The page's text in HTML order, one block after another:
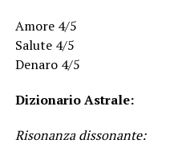
Amore 4/5
Salute 4/5
Denaro 4/5
Dizionario Astrale:
Risonanza dissonante: